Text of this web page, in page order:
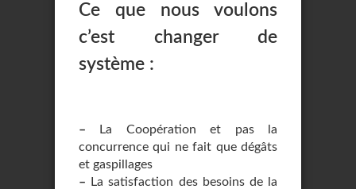
Ce que nous voulons
c’est changer de
système :
– La Coopération et pas la
concurrence qui ne fait que dégâts
et gaspillages
– La satisfaction des besoins de la